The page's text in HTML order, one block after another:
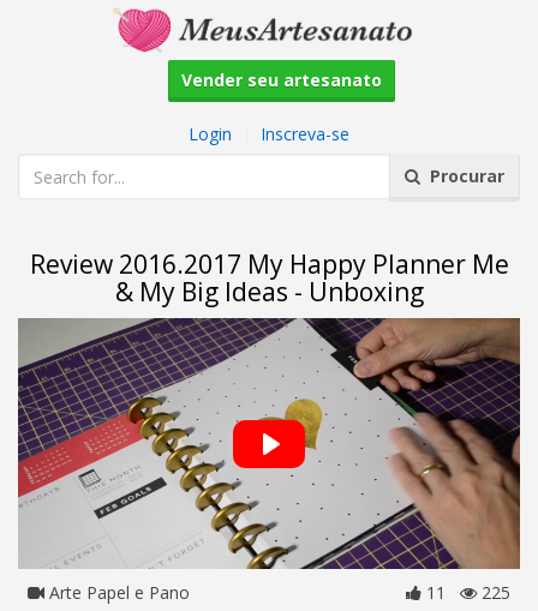
Vender seu artesanato
Login
Inscreva-se
Procurar
Review 2016.2017 My Happy Planner Me
& My Big Ideas - Unboxing
Arte Papel e Pano 11 225